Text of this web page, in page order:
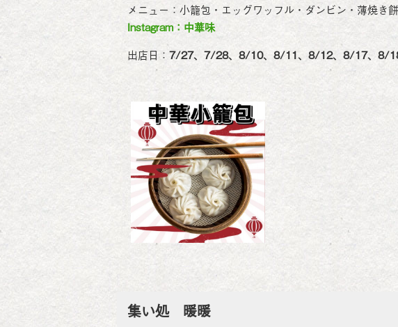
メニュー：小籠包・エッグワッフル・ダンビン・薄焼き餅
Instagram：中華味
出店日： 7/27、7/28、8/10、8/11、8/12、8/17、8/
集い処 暖暖